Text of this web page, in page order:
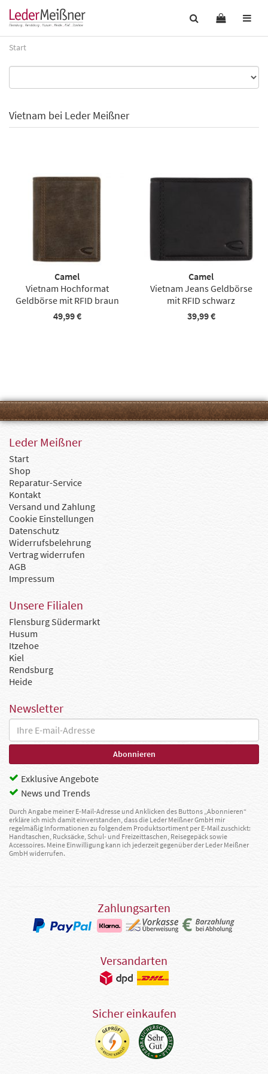
Start
Vietnam bei Leder Meißner
Camel
Vietnam Hochformat
Geldbörse mit RFID braun
49,99 €
Camel
Vietnam Jeans Geldbörse
mit RFID schwarz
39,99 €
Leder Meißner
Start
Shop
Reparatur-Service
Kontakt
Versand und Zahlung
Cookie Einstellungen
Datenschutz
Widerrufsbelehrung
Vertrag widerrufen
AGB
Impressum
Unsere Filialen
Flensburg Südermarkt
Husum
Itzehoe
Kiel
Rendsburg
Heide
Newsletter
Exklusive Angebote
News und Trends
Durch Angabe meiner E-Mail-Adresse und Anklicken des Buttons „Abonnieren“
erkläre ich mich damit einverstanden, dass die Leder Meißner GmbH mir
regelmäßig Informationen zu folgendem Produktsortiment per E-Mail zuschickt:
Handtaschen, Rucksäcke, Schul- und Freizeittaschen, Reisegepäck sowie
Accessoires. Meine Einwilligung kann ich jederzeit gegenüber der Leder Meißner
GmbH widerrufen.
Zahlungsarten
Versandarten
Sicher einkaufen